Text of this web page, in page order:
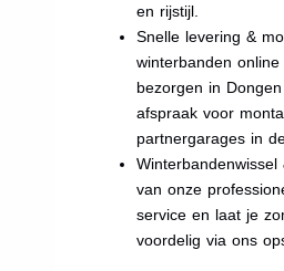
en rijstijl.
Snelle levering &
winterbanden
bezorgen in
afspraak voor
partnergarages in
van onze
service en laat je
voordelig via ons